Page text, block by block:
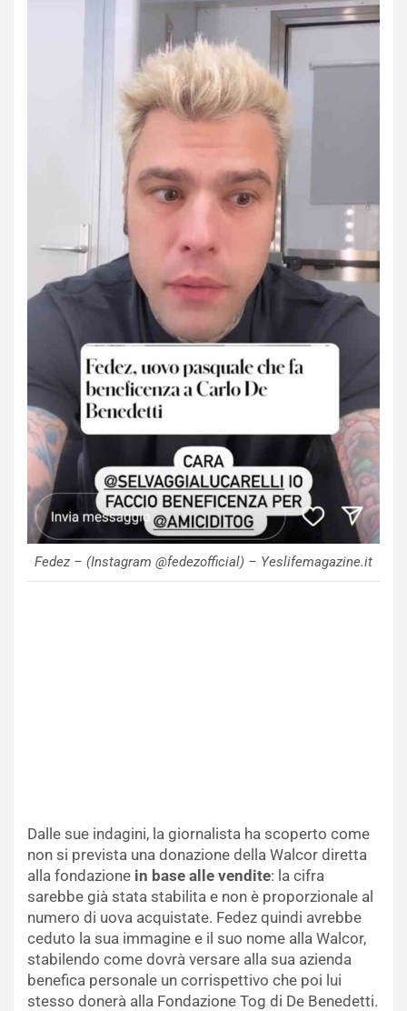
Fedez – (Instagram @fedezofficial) – Yeslifemagazine.it
Dalle sue indagini, la giornalista ha scoperto come
non si prevista una donazione della Walcor diretta
alla fondazione in base alle vendite: la cifra
sarebbe già stata stabilita e non è proporzionale al
numero di uova acquistate. Fedez quindi avrebbe
ceduto la sua immagine e il suo nome alla Walcor,
stabilendo come dovrà versare alla sua azienda
benefica personale un corrispettivo che poi lui
stesso donerà alla Fondazione Tog di De Benedetti.